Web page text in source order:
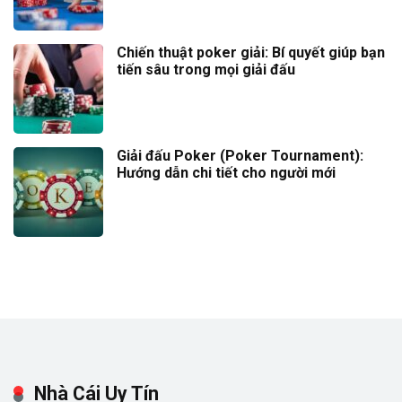
Chiến thuật poker giải: Bí quyết giúp bạn
tiến sâu trong mọi giải đấu
Giải đấu Poker (Poker Tournament):
Hướng dẫn chi tiết cho người mới
Nhà Cái Uy Tín